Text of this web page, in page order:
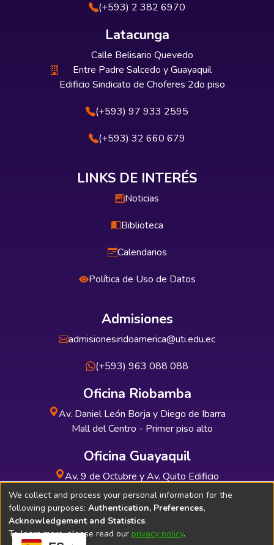
(+593) 2 382 6970
Latacunga
Calle Belisario Quevedo
Entre Padre Salcedo y Guayaquil
Edificio Sindicato de Choferes 2do piso
(+593) 97 933 2595
(+593) 32 660 679
LINKS DE INTERÉS
Noticias
Biblioteca
Calendarios
Política de Uso de Datos
Admisiones
admisionesindoamerica@uti.edu.ec
(+593) 963 088 088
Oficina Riobamba
Av. Daniel León Borja y Diego de Ibarra
Mall del Centro - Primer piso alto
Oficina Guayaquil
Av. 9 de Octubre y Av. Quito Edificio
INDUAUTO - Planta baja
We collect and process your personal information for the
following purposes: Authentication, Preferences,
Acknowledgement and Statistics.
To learn more, please read our privacy policy.